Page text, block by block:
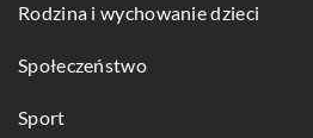
Rodzina i wychowanie dzieci
Społeczeństwo
Sport